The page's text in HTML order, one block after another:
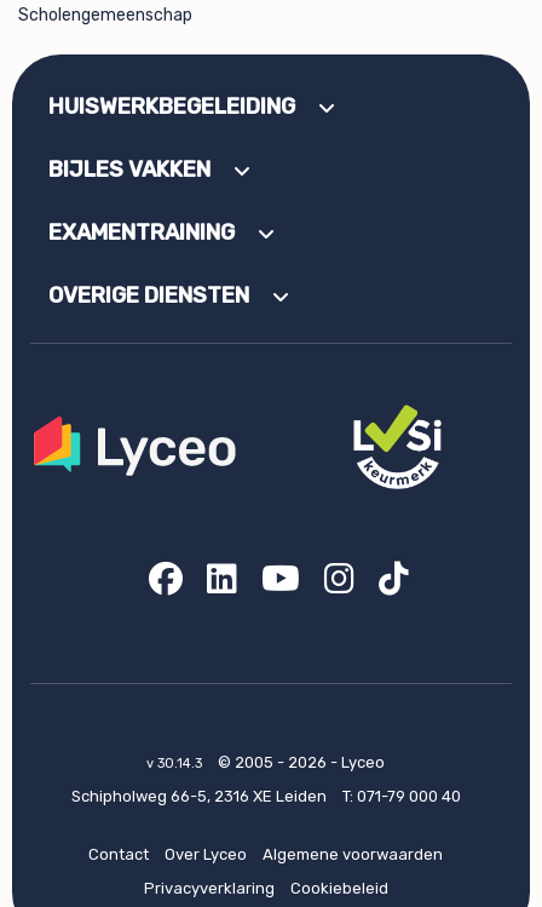
Scholengemeenschap
HUISWERKBEGELEIDING
BIJLES VAKKEN
EXAMENTRAINING
OVERIGE DIENSTEN
Facebook
LinkedIn
YouTube
Instagram
TikTok
v 30.14.3
© 2005 - 2026 - Lyceo
Schipholweg 66-5, 2316 XE Leiden
T: 071-79 000 40
Contact Over Lyceo
Algemene voorwaarden
Privacyverklaring
Cookiebeleid